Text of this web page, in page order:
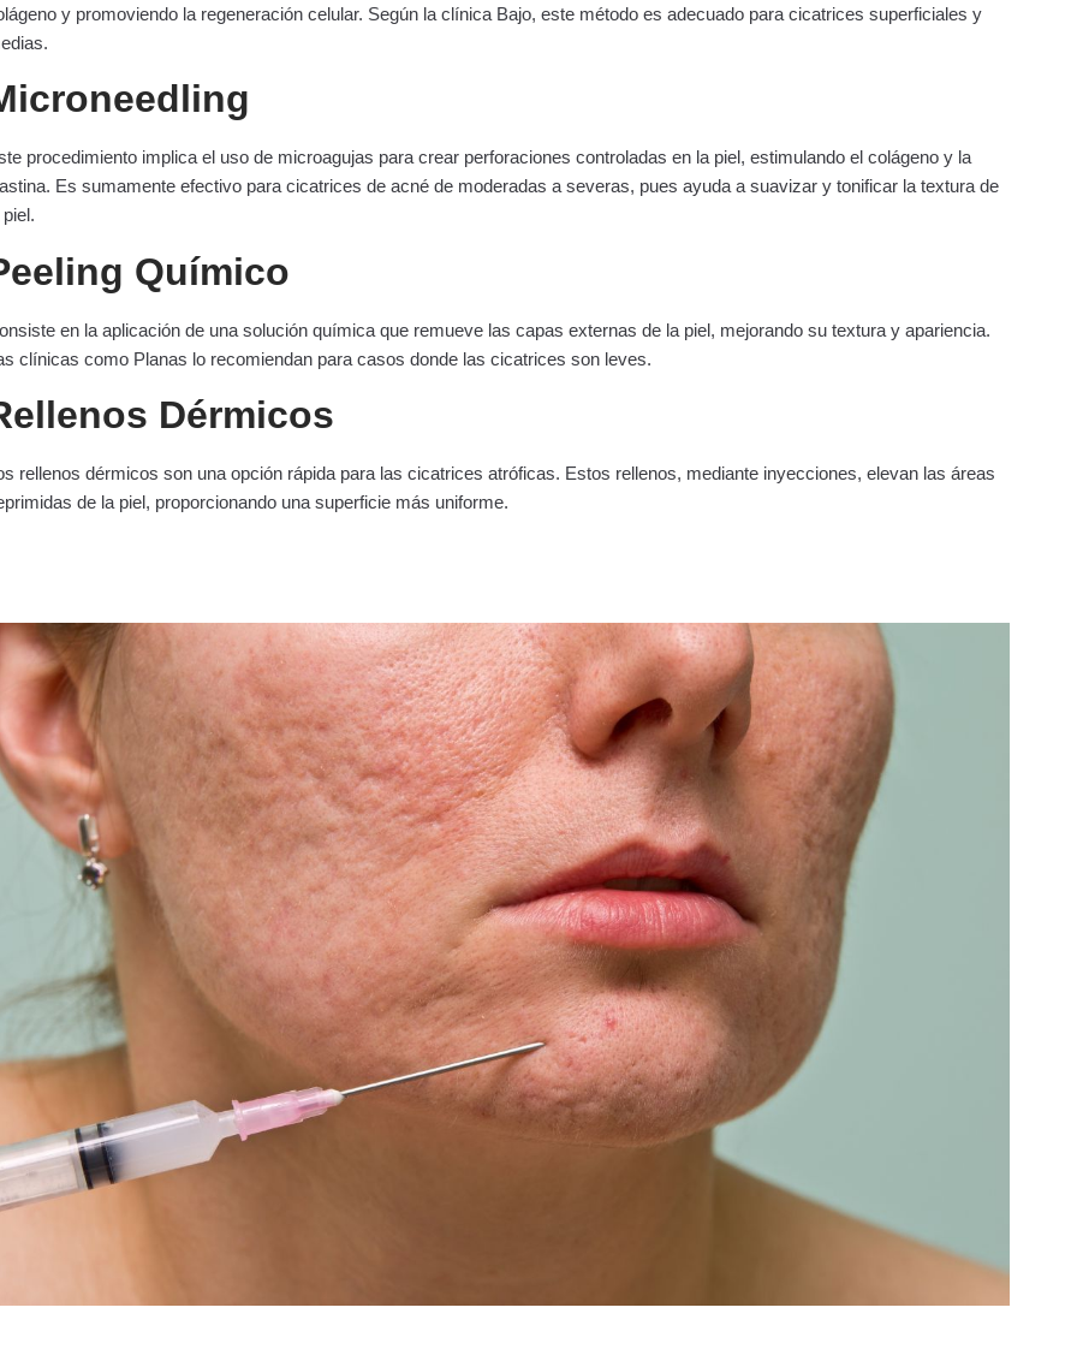
y promoviendo la regeneración celular. Según la clínica Bajo, este método es adecuado para cicatrices superficiales y
procedimiento implica el uso de microagujas para crear perforaciones controladas en la piel, estimulando el colágeno y la
Es sumamente efectivo para cicatrices de acné de moderadas a severas, pues ayuda a suavizar y tonificar la textura de
piel.
Químico
en la aplicación de una solución química que remueve las capas externas de la piel, mejorando su textura y apariencia.
clínicas como Planas lo recomiendan para casos donde las cicatrices son leves.
Dérmicos
rellenos dérmicos son una opción rápida para las cicatrices atróficas. Estos rellenos, mediante inyecciones, elevan las áreas
de la piel, proporcionando una superficie más uniforme.